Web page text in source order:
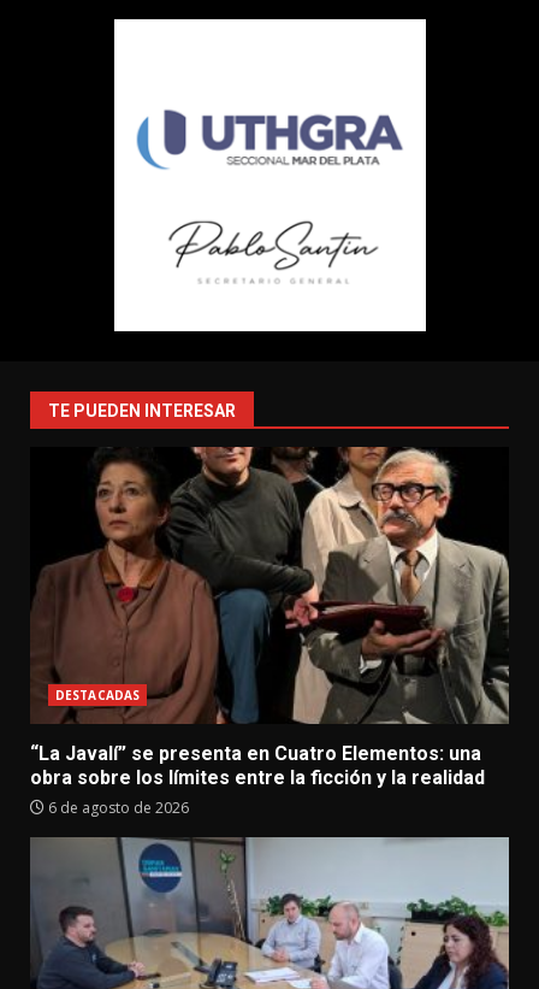
TE PUEDEN INTERESAR
DESTACADAS
“La Javalí” se presenta en Cuatro Elementos: una
obra sobre los límites entre la ficción y la realidad
6 de agosto de 2026